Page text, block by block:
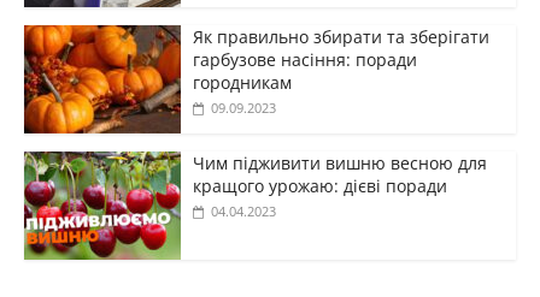
Як правильно збирати та зберігати
гарбузове насіння: поради
городникам
09.09.2023
Чим підживити вишню весною для
кращого урожаю: дієві поради
04.04.2023